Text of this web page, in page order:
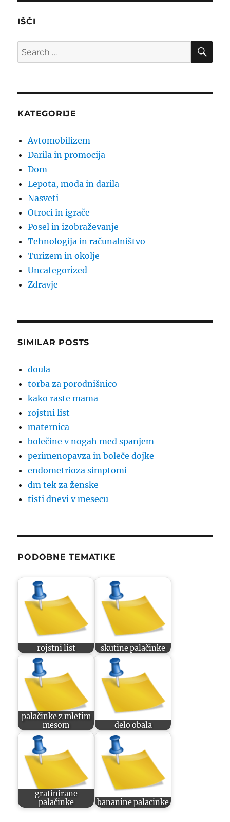
IŠČI
Search
for:
KATEGORIJE
Avtomobilizem
Darila in promocija
Dom
Lepota, moda in darila
Nasveti
Otroci in igrače
Posel in izobraževanje
Tehnologija in računalništvo
Turizem in okolje
Uncategorized
Zdravje
SIMILAR POSTS
doula
torba za porodnišnico
kako raste mama
rojstni list
maternica
bolečine v nogah med spanjem
perimenopavza in boleče dojke
endometrioza simptomi
dm tek za ženske
tisti dnevi v mesecu
PODOBNE TEMATIKE
rojstni list skutine palačinke
palačinke z mletim
mesom
delo obala
gratinirane
palačinke
bananine palacinke